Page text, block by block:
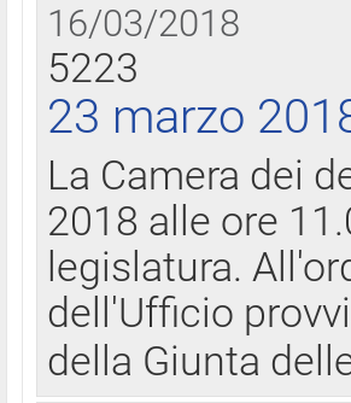
16/03/2018
5223
23 marzo
La Camera dei
2018 alle ore
legislatura.
dell'Ufficio
della Giunta